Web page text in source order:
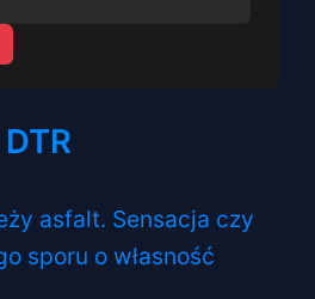
asfalt. Sensacja czy
sporu o własność